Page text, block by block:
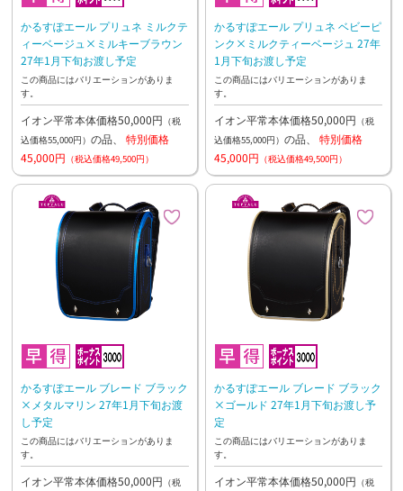
かるすぽエール プリュネ ミルクテ
ィーベージュ×ミルキーブラウン
27年1月下旬お渡し予定
この商品にはバリエーションがありま
す。
イオン平常本体価格50,000円 （税
込価格55,000円） の品、 特別価格
45,000円 （税込価格49,500円）
かるすぽエール プリュネ ベビーピ
ンク×ミルクティーベージュ 27年
1月下旬お渡し予定
この商品にはバリエーションがありま
す。
イオン平常本体価格50,000円 （税
込価格55,000円） の品、 特別価格
45,000円 （税込価格49,500円）
かるすぽエール ブレード ブラック
×メタルマリン 27年1月下旬お渡
し予定
この商品にはバリエーションがありま
す。
イオン平常本体価格50,000円 （税
かるすぽエール ブレード ブラック
×ゴールド 27年1月下旬お渡し予
定
この商品にはバリエーションがありま
す。
イオン平常本体価格50,000円 （税